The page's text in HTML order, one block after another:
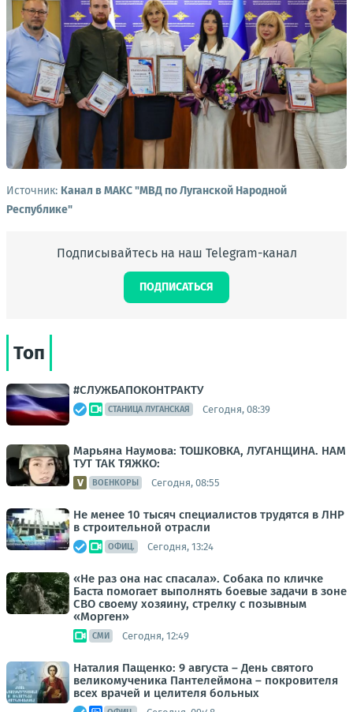
Источник: Канал в МАКС "МВД по Луганской Народной
Республике"
Подписывайтесь на наш Telegram-канал
ПОДПИСАТЬСЯ
Топ
#СЛУЖБАПОКОНТРАКТУ
СТАНИЦА ЛУГАНСКАЯ Сегодня, 08:39
Марьяна Наумова: ТОШКОВКА, ЛУГАНЩИНА. НАМ
ТУТ ТАК ТЯЖКО:
ВОЕНКОРЫ Сегодня, 08:55
Не менее 10 тысяч специалистов трудятся в ЛНР
в строительной отрасли
ОФИЦ. Сегодня, 13:24
«Не раз она нас спасала». Собака по кличке
Баста помогает выполнять боевые задачи в зоне
СВО своему хозяину, стрелку с позывным
«Морген»
СМИ Сегодня, 12:49
Наталия Пащенко: 9 августа – День святого
великомученика Пантелеймона – покровителя
всех врачей и целителя больных